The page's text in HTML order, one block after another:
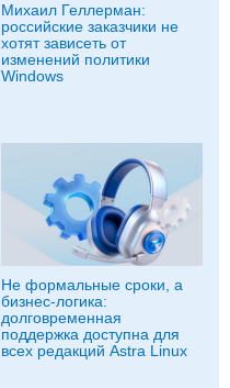
Михаил Геллерман:
российские заказчики не
хотят зависеть от
изменений политики
Windows
Не формальные сроки, а
бизнес-логика:
долговременная
поддержка доступна для
всех редакций Astra Linux